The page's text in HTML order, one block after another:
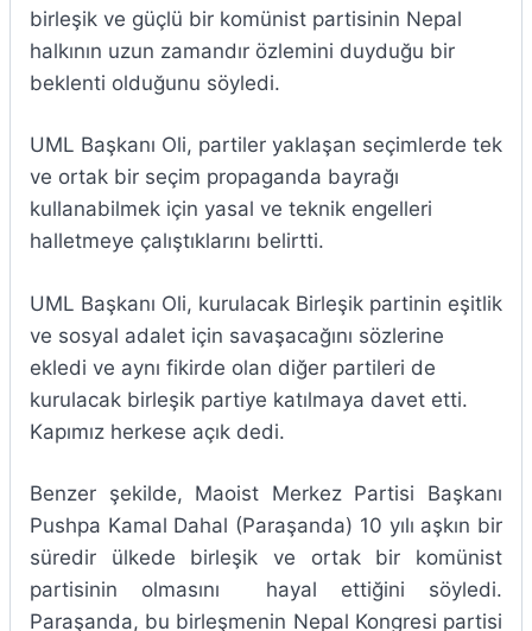
birleşik ve güçlü bir komünist partisinin Nepal
halkının uzun zamandır özlemini duyduğu bir
beklenti olduğunu söyledi.
UML Başkanı Oli, partiler yaklaşan seçimlerde tek
ve ortak bir seçim propaganda bayrağı
kullanabilmek için yasal ve teknik engelleri
halletmeye çalıştıklarını belirtti.
UML Başkanı Oli, kurulacak Birleşik partinin eşitlik
ve sosyal adalet için savaşacağını sözlerine
ekledi ve aynı fikirde olan diğer partileri de
kurulacak birleşik partiye katılmaya davet etti.
Kapımız herkese açık dedi.
Benzer şekilde, Maoist Merkez Partisi Başkanı
Pushpa Kamal Dahal (Paraşanda) 10 yılı aşkın bir
süredir ülkede birleşik ve ortak bir komünist
partisinin olmasını hayal ettiğini söyledi.
Paraşanda, bu birleşmenin Nepal Kongresi partisi